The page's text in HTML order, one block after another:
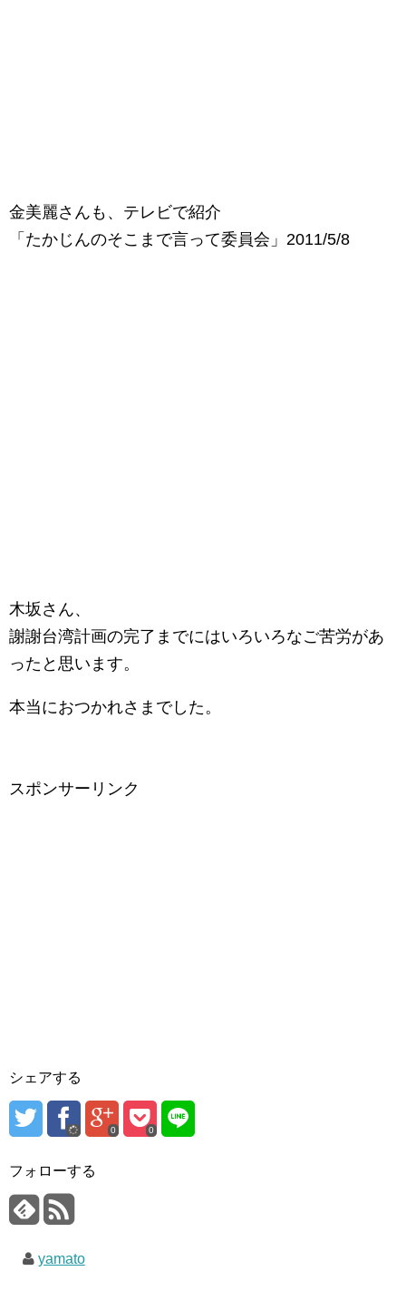
金美麗さんも、テレビで紹介
「たかじんのそこまで言って委員会」2011/5/8
木坂さん、
謝謝台湾計画の完了までにはいろいろなご苦労があ
ったと思います。
本当におつかれさまでした。
スポンサーリンク
シェアする
0 0
フォローする
yamato